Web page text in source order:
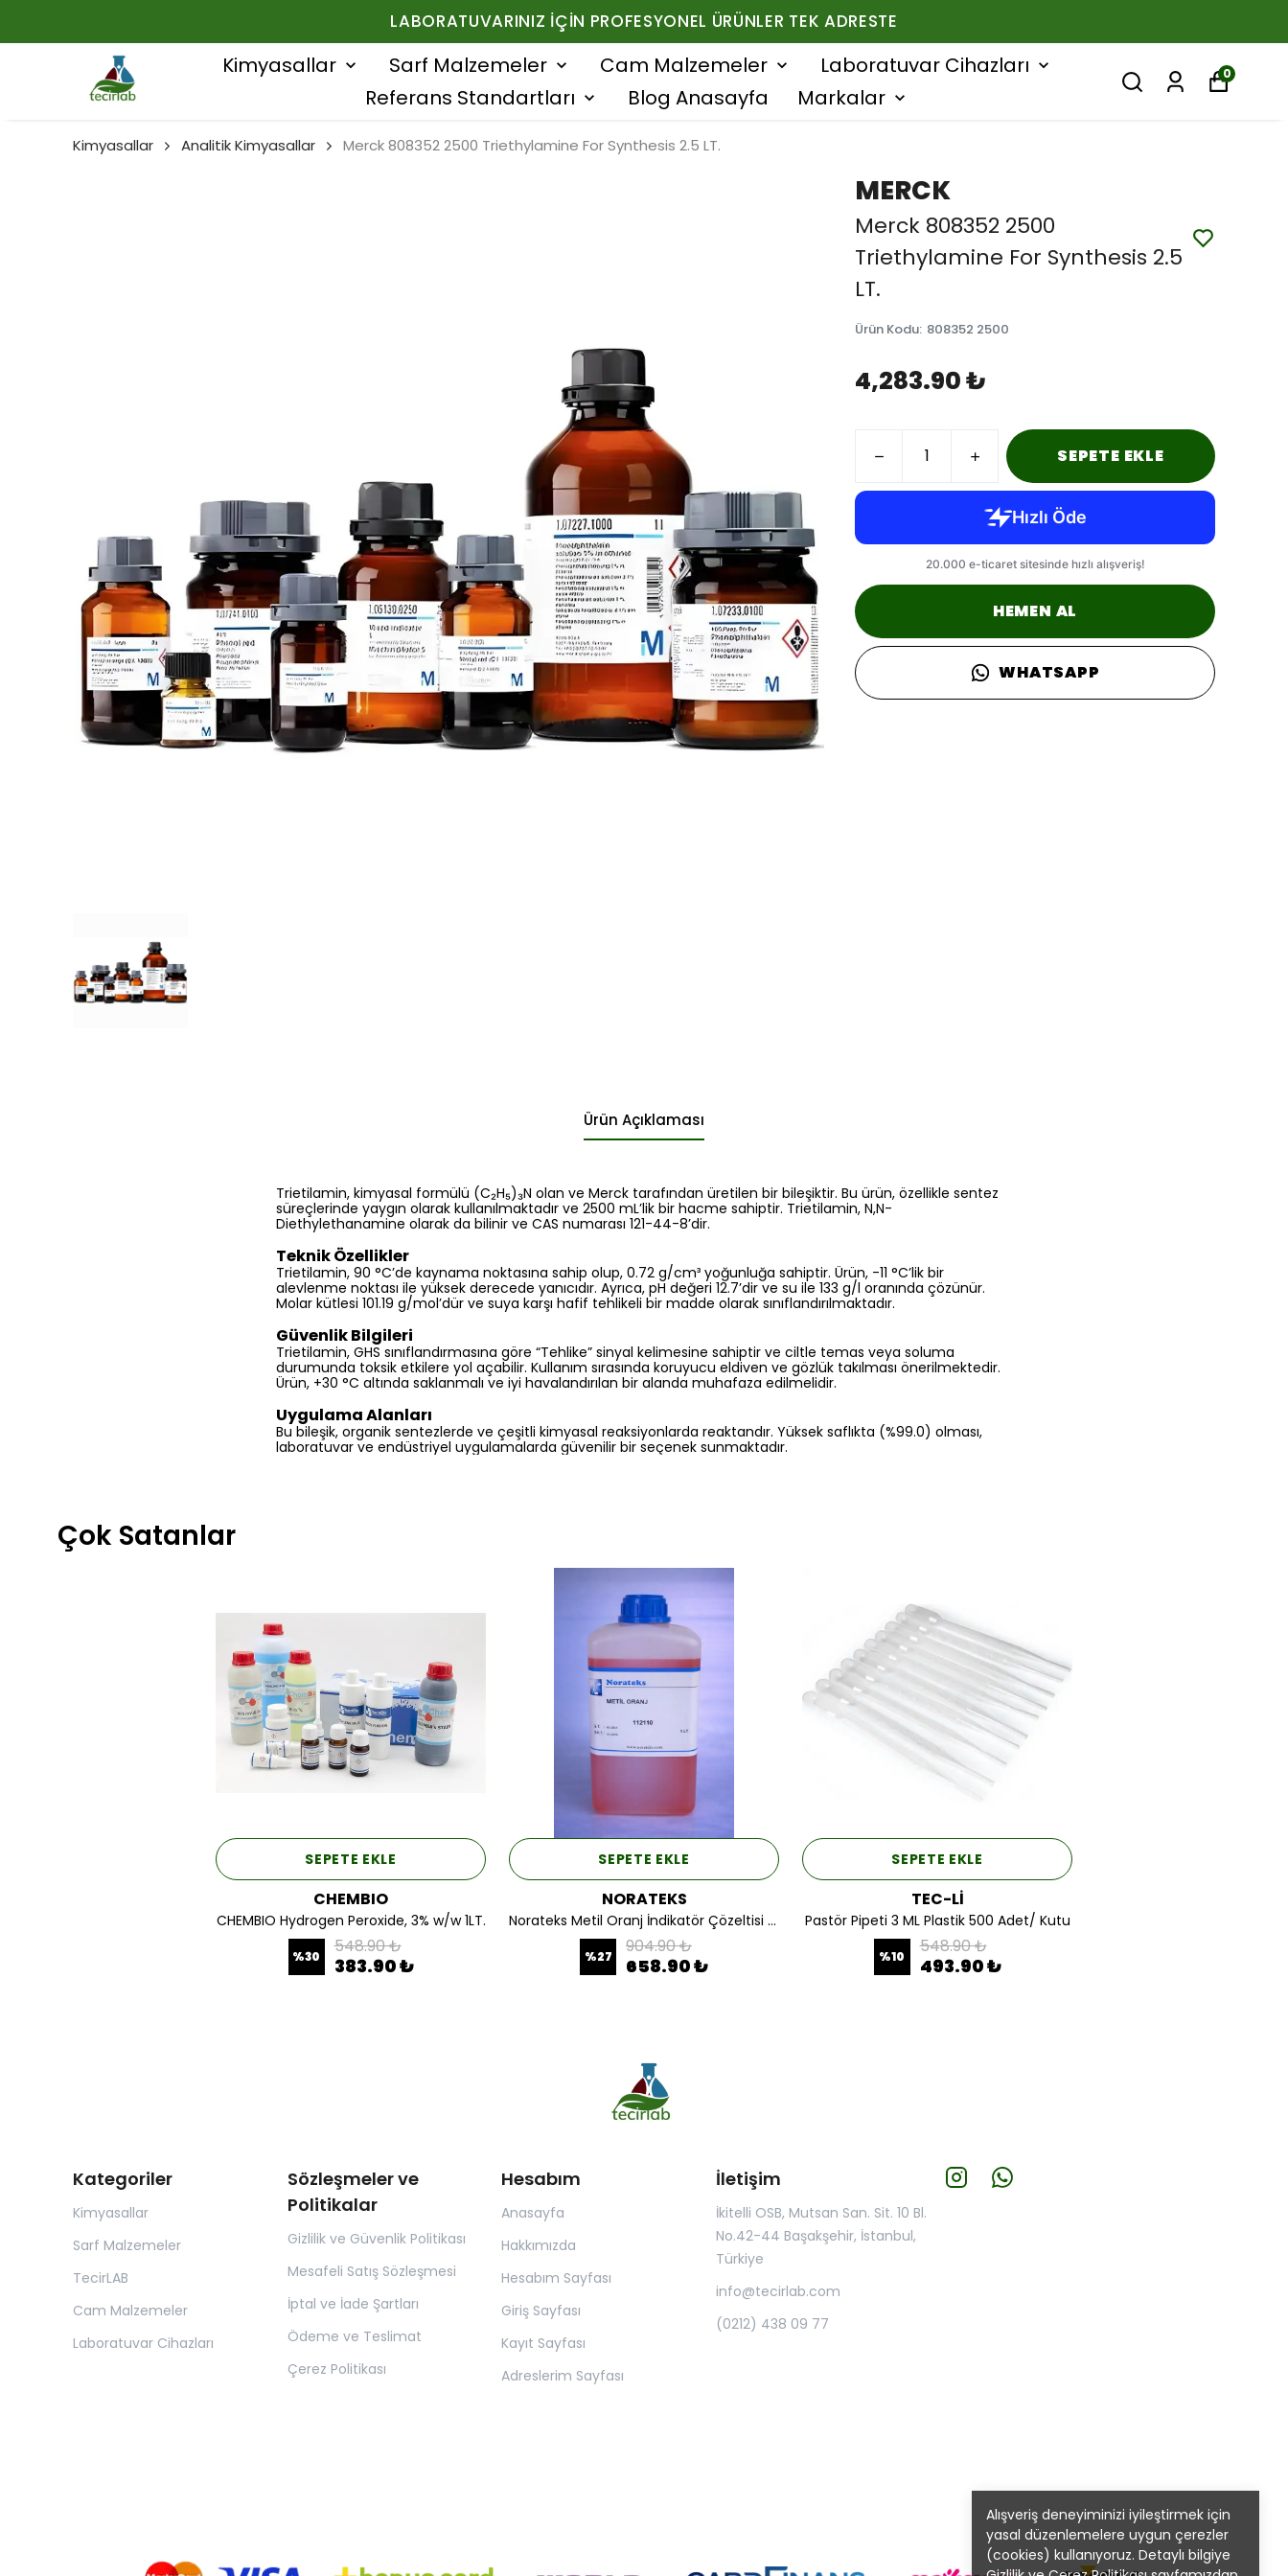
LABORATUVARINIZ İÇIN PROFESYONEL ÜRÜNLER TEK ADRESTE
Kimyasallar Sarf Malzemeler Cam Malzemeler
Laboratuvar Cihazları
Referans Standartları
Blog Anasayfa Markalar
0
Alışveriş deneyiminizi iyileştirmek için
yasal düzenlemelere uygun çerezler
(cookies) kullanıyoruz. Detaylı bilgiye
Kimyasallar Analitik Kimyasallar Merck 808352 2500 Triethylamine For Synthesis 2.5 LT.
MERCK
Merck 808352 2500
Triethylamine For Synthesis 2.5
LT.
Ürün Kodu: 808352 2500
4,283.90 ₺
SEPETE EKLE
HEMEN AL
WHATSAPP
Ürün Açıklaması
Trietilamin, kimyasal formülü (C₂H₅)₃N olan ve Merck tarafından üretilen bir bileşiktir. Bu ürün, özellikle sentez
süreçlerinde yaygın olarak kullanılmaktadır ve 2500 mL’lik bir hacme sahiptir. Trietilamin, N,N-
Diethylethanamine olarak da bilinir ve CAS numarası 121-44-8’dir.
Teknik Özellikler
Trietilamin, 90 °C’de kaynama noktasına sahip olup, 0.72 g/cm³ yoğunluğa sahiptir. Ürün, -11 °C’lik bir
alevlenme noktası ile yüksek derecede yanıcıdır. Ayrıca, pH değeri 12.7’dir ve su ile 133 g/l oranında çözünür.
Molar kütlesi 101.19 g/mol’dür ve suya karşı hafif tehlikeli bir madde olarak sınıflandırılmaktadır.
Güvenlik Bilgileri
Trietilamin, GHS sınıflandırmasına göre “Tehlike” sinyal kelimesine sahiptir ve ciltle temas veya soluma
durumunda toksik etkilere yol açabilir. Kullanım sırasında koruyucu eldiven ve gözlük takılması önerilmektedir.
Ürün, +30 °C altında saklanmalı ve iyi havalandırılan bir alanda muhafaza edilmelidir.
Uygulama Alanları
Bu bileşik, organik sentezlerde ve çeşitli kimyasal reaksiyonlarda reaktandır. Yüksek saflıkta (%99.0) olması,
laboratuvar ve endüstriyel uygulamalarda güvenilir bir seçenek sunmaktadır.
Çok Satanlar
SEPETE EKLE
CHEMBIO
CHEMBIO Hydrogen Peroxide, 3% w/w 1LT.
%30 548.90 ₺
383.90 ₺
SEPETE EKLE
NORATEKS
Norateks Metil Oranj İndikatör Çözeltisi 1 LT.
%27 904.90 ₺
658.90 ₺
SEPETE EKLE
TEC-Lİ
Pastör Pipeti 3 ML Plastik 500 Adet/ Kutu
%10 548.90 ₺
493.90 ₺
Kategoriler
Kimyasallar
Sarf Malzemeler
TecirLAB
Cam Malzemeler
Laboratuvar Cihazları
Sözleşmeler ve
Politikalar
Gizlilik ve Güvenlik Politikası
Mesafeli Satış Sözleşmesi
İptal ve İade Şartları
Ödeme ve Teslimat
Çerez Politikası
Hesabım
Anasayfa
Hakkımızda
Hesabım Sayfası
Giriş Sayfası
Kayıt Sayfası
Adreslerim Sayfası
İletişim
İkitelli OSB, Mutsan San. Sit. 10 Bl.
No.42-44 Başakşehir, İstanbul,
Türkiye
info@tecirlab.com
(0212) 438 09 77